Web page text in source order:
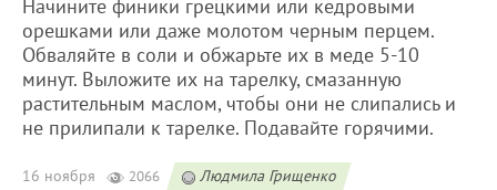
Начините финики грецкими или кедровыми
орешками или даже молотом черным перцем.
Обваляйте в соли и обжарьте их в меде 5-10
минут. Выложите их на тарелку, смазанную
растительным маслом, чтобы они не слипались и
не прилипали к тарелке. Подавайте горячими.
16 ноября 2066
Людмила Грищенко